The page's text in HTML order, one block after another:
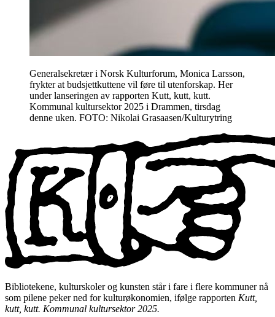
Generalsekretær i Norsk Kulturforum, Monica Larsson,
frykter at budsjettkuttene vil føre til utenforskap. Her
under lanseringen av rapporten Kutt, kutt, kutt.
Kommunal kultursektor 2025 i Drammen, tirsdag
denne uken. FOTO: Nikolai Grasaasen/Kulturytring
Bibliotekene, kulturskoler og kunsten står i fare i flere kommuner nå
som pilene peker ned for kulturøkonomien, ifølge rapporten Kutt,
kutt, kutt. Kommunal kultursektor 2025.